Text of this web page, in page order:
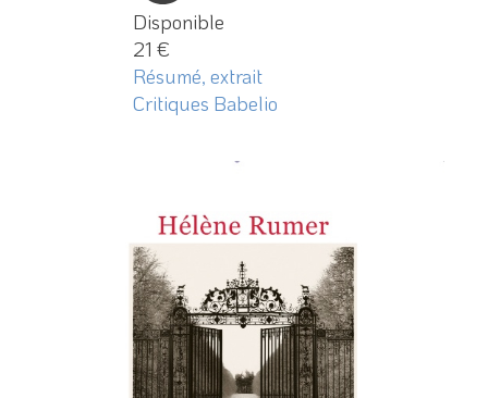
Disponible
21 €
Résumé, extrait
Critiques Babelio